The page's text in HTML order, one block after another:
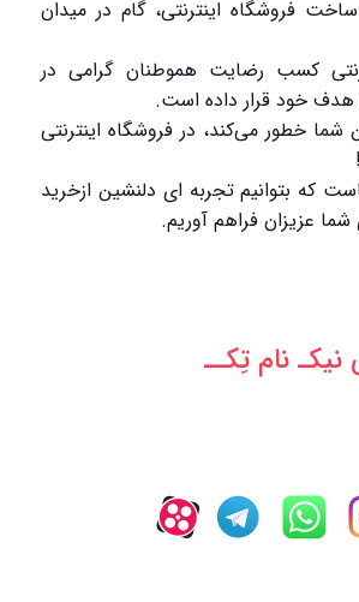
فروشگاه اینترنتی، گام در میدان
کسب رضایت هموطنان گرامی در
هدف خود قرار داده است.
خطور می‌کند، در فروشگاه اینترنتی
که بتوانیم تجربه ای دلنشین ازخرید
عزیزان فراهم آوریم.
نام تِکــ